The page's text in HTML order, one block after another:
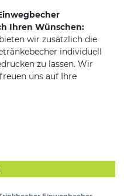
Ihren Wünschen:
wir zusätzlich die
individuell
zu lassen. Wir
uns auf Ihre